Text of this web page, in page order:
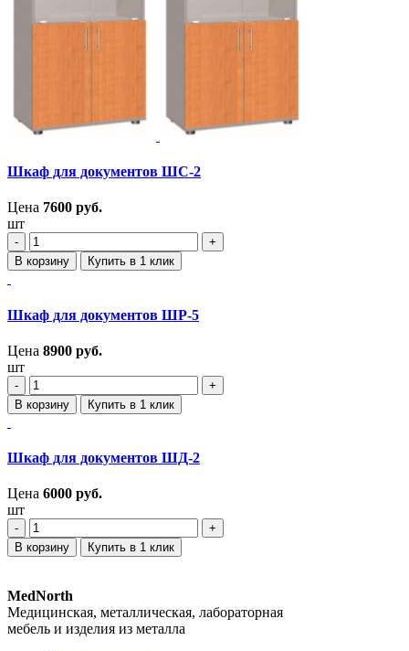
Шкаф для документов ШС-2
Цена 7600 руб.
шт
‐
+
В корзину
Купить в 1 клик
Шкаф для документов ШР-5
Цена 8900 руб.
шт
‐
+
В корзину
Купить в 1 клик
Шкаф для документов ШД-2
Цена 6000 руб.
шт
‐
+
В корзину
Купить в 1 клик
MedNorth
Медицинская, металлическая, лабораторная
мебель и изделия из металла